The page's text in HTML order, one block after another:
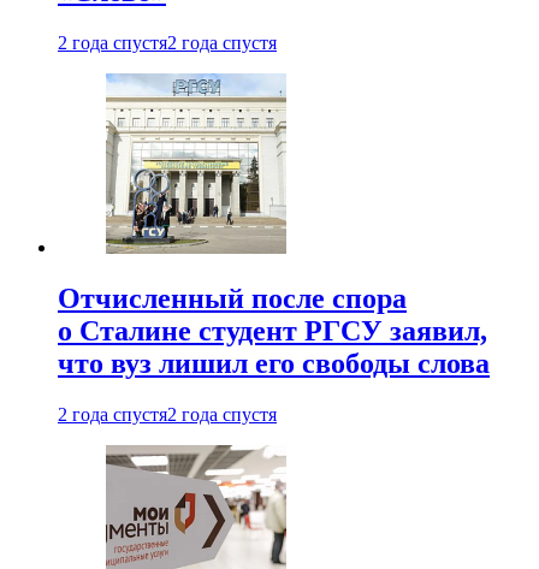
2 года спустя2 года спустя
Отчисленный после спора
о Сталине студент РГСУ заявил,
что вуз лишил его свободы слова
2 года спустя2 года спустя